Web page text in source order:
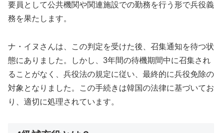
要員として公共機関や関連施設での勤務を行う形で兵役義
務を果たします。
ナ・イヌさんは、この判定を受けた後、召集通知を待つ状
態にありました。しかし、3年間の待機期間中に召集され
ることがなく、兵役法の規定に従い、最終的に兵役免除の
対象となりました。この手続きは韓国の法律に基づいてお
り、適切に処理されています。